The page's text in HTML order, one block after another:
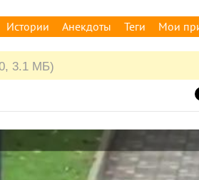
Истории Анекдоты Теги Мои
3.1 МБ)